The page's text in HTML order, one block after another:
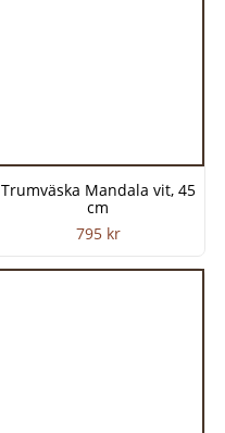
Trumväska Mandala vit, 45
cm
795 kr